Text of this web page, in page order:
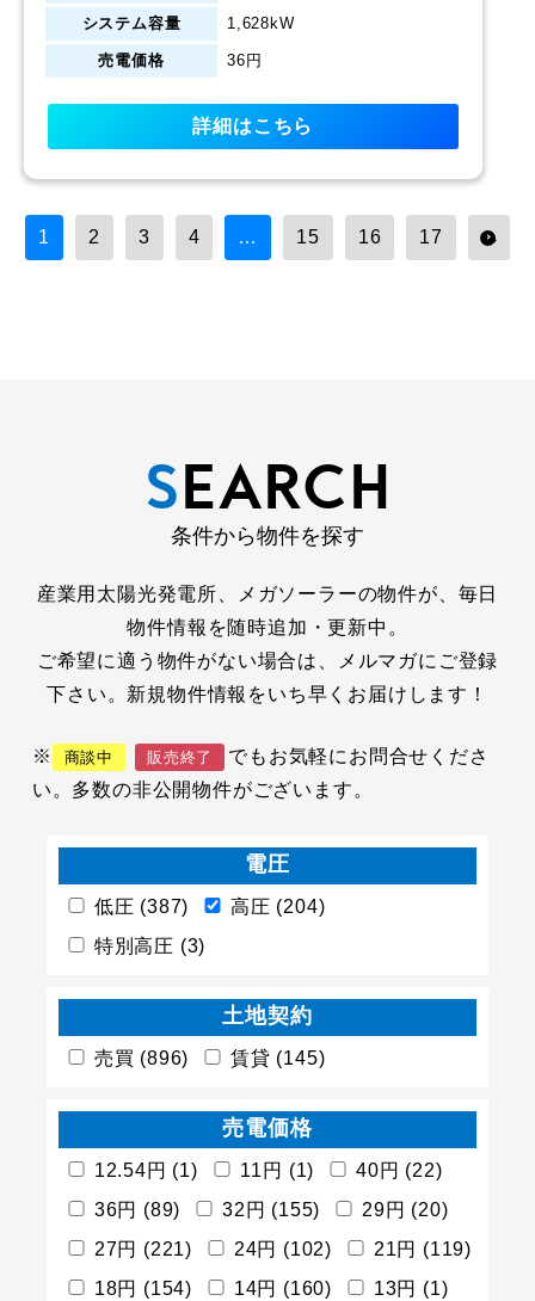
システム容量 1,628kW
売電価格 36円
詳細はこちら
1 2 3 4 … 15 16 17 →
S EARCH
条件から物件を探す
産業用太陽光発電所、メガソーラーの物件が、毎日
物件情報を随時追加・更新中。
ご希望に適う物件がない場合は、メルマガにご登録
下さい。新規物件情報をいち早くお届けします！
※ 商談中 販売終了
でもお気軽にお問合せくださ
い。多数の非公開物件がございます。
電圧
低圧 (387)
高圧 (204)
特別高圧 (3)
土地契約
売買 (896) 賃貸 (145)
売電価格
12.54円 (1) 11円 (1)
40円 (22)
36円 (89)
32円 (155)
29円 (20)
27円 (221)
24円 (102)
21円 (119)
18円 (154)
14円 (160)
13円 (1)